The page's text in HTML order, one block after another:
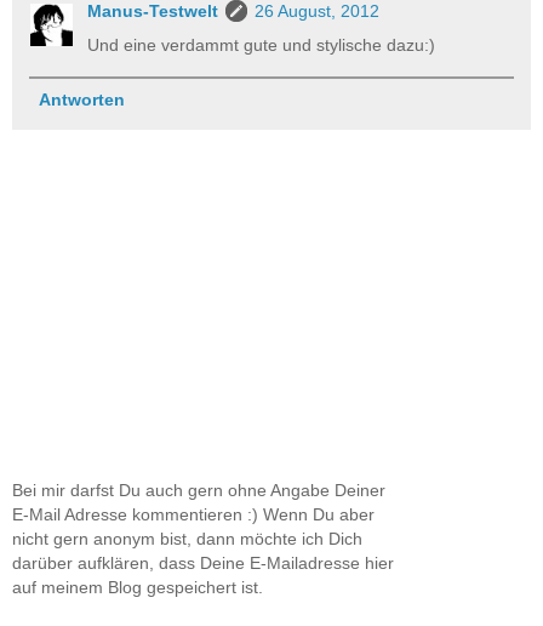
Manus-Testwelt
26 August, 2012
Und eine verdammt gute und stylische dazu:)
Antworten
Bei mir darfst Du auch gern ohne Angabe Deiner
E-Mail Adresse kommentieren :) Wenn Du aber
nicht gern anonym bist, dann möchte ich Dich
darüber aufklären, dass Deine E-Mailadresse hier
auf meinem Blog gespeichert ist.